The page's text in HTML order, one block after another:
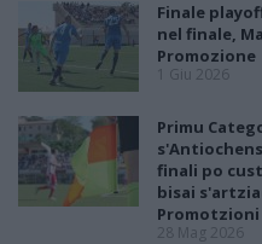
Finale
nel finale,
Promozione
1 Giu 2026
Primu
finali po
bisai
Promotzioni
28 Mag 2026